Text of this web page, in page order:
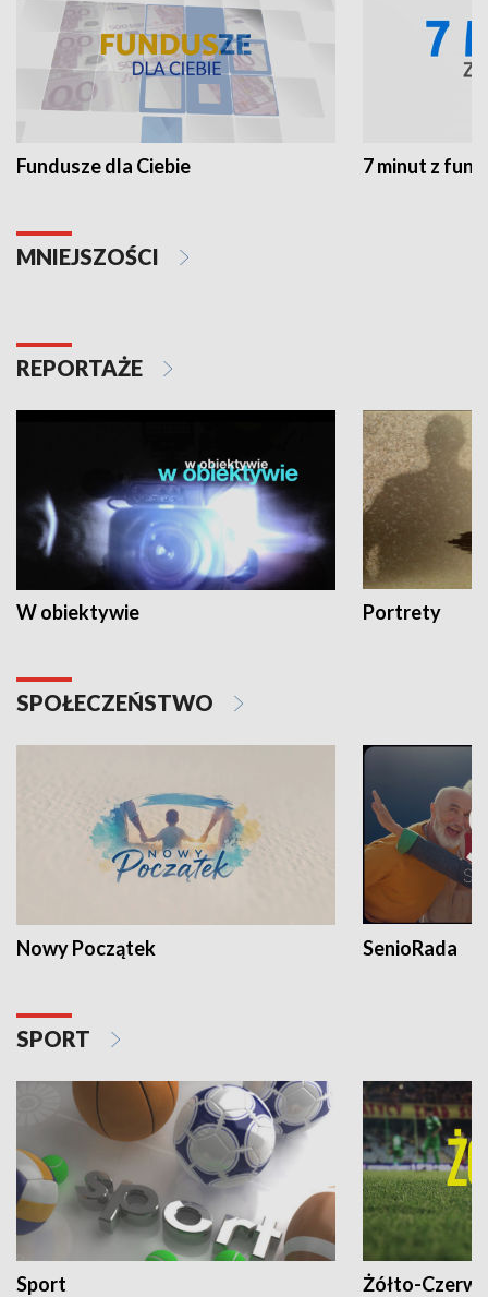
Fundusze dla Ciebie 7 minut z
MNIEJSZOŚCI
REPORTAŻE
W obiektywie Portrety
SPOŁECZEŃSTWO
Nowy Początek SenioRada
SPORT
Sport Żółto-